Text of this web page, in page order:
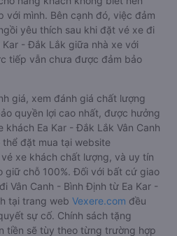
Giờ
chạy
Điểm đi
- 17:00
TT. Krông Kmar,
Lắk, Việt Nam
- 18:20 QL26, Thị Trấn EaKar